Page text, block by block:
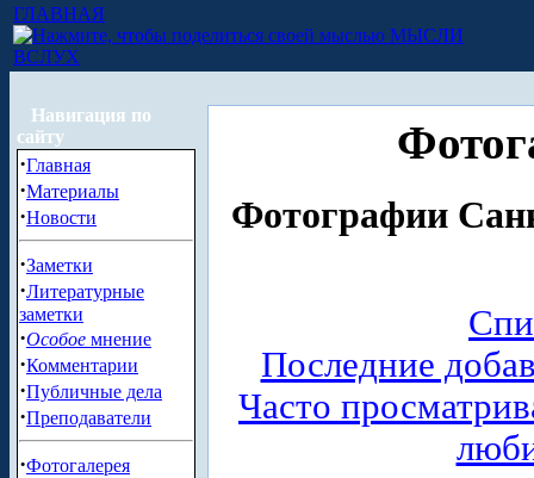
ГЛАВНАЯ
МЫСЛИ
ВСЛУХ
Навигация по
сайту
·Главная
·Материалы
·Новости
·Заметки
·Литературные
заметки
·Особое мнение
·Комментарии
·Публичные дела
·Преподаватели
·Фотогалерея
Фотографии
Последние
Часто